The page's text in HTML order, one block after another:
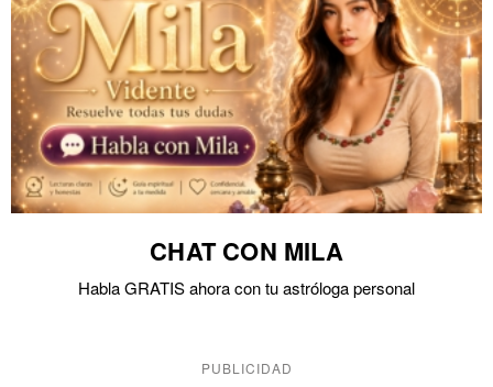
CHAT CON MILA
Habla GRATIS ahora con tu astróloga personal